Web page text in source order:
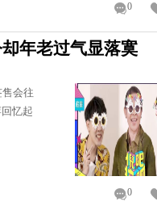
0
年老过气显落寞
会往
忆起
0